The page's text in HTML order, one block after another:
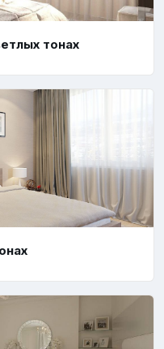
тонах